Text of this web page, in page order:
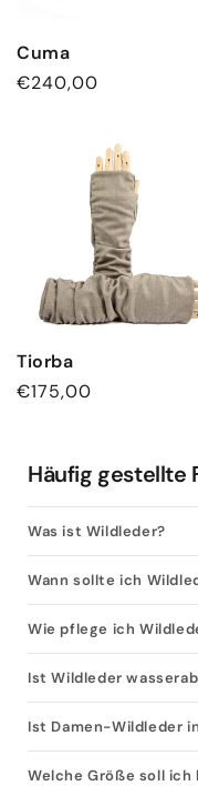
Cuma
Normaler
€240,00
Tiorba
Normaler
€175,00
Häufig gestellte
Was ist Wildleder?
Wann sollte ich
Wie pflege ich
Ist Wildleder
Ist Damen-Wildleder
Welche Größe soll ich